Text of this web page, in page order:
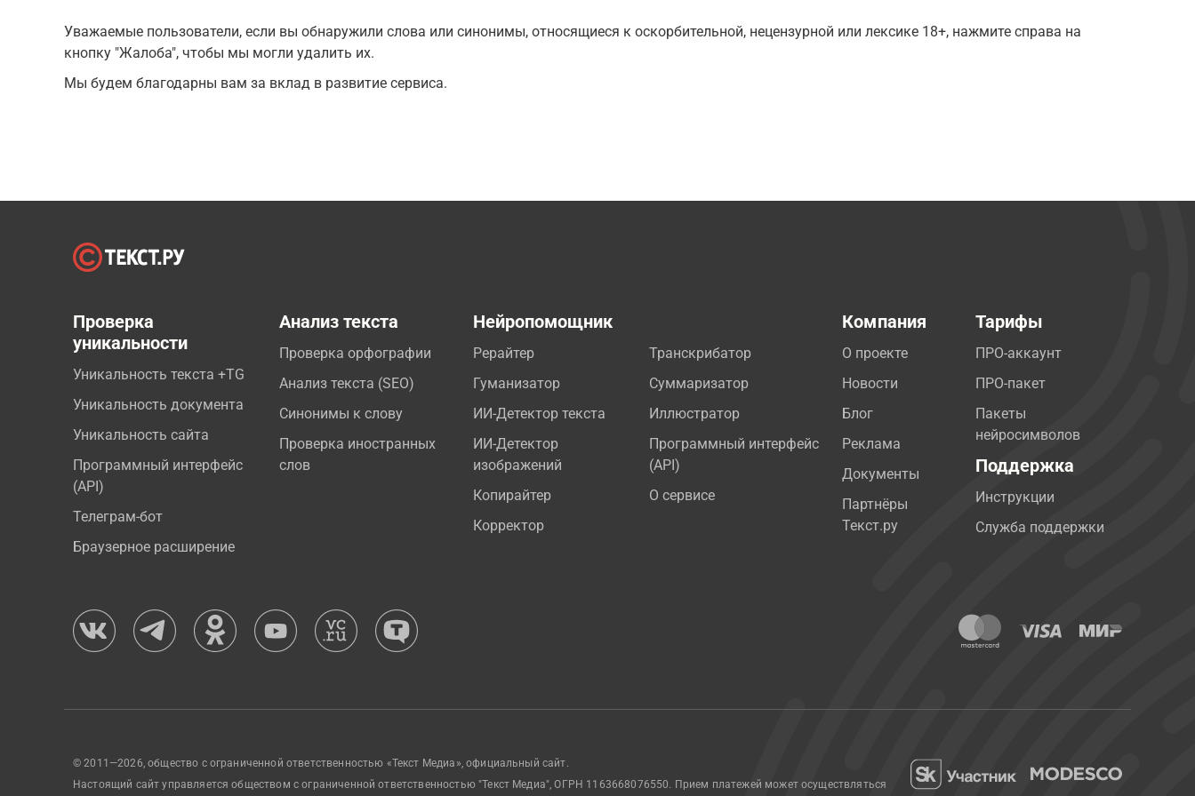
Уважаемые пользователи, если вы обнаружили слова или синонимы, относящиеся к оскорбительной, нецензурной или лексике 18+, нажмите справа на
кнопку "Жалоба", чтобы мы могли удалить их.
Мы будем благодарны вам за вклад в развитие сервиса.
Проверка
уникальности
Уникальность текста +TG
Уникальность документа
Уникальность сайта
Программный интерфейс
(API)
Телеграм-бот
Браузерное расширение
Анализ текста
Проверка орфографии
Анализ текста (SEO)
Синонимы к слову
Проверка иностранных
слов
Нейропомощник
Рерайтер
Гуманизатор
ИИ-Детектор текста
ИИ-Детектор
изображений
Копирайтер
Корректор
Транскрибатор
Суммаризатор
Иллюстратор
Программный интерфейс
(API)
О сервисе
Компания
О проекте
Новости
Блог
Реклама
Документы
Партнёры
Текст.ру
Тарифы
ПРО-аккаунт
ПРО-пакет
Пакеты
нейросимволов
Поддержка
Инструкции
Служба поддержки
© 2011—2026, общество с ограниченной ответственностью «Текст Медиа», официальный сайт.
Настоящий сайт управляется обществом с ограниченной ответственностью "Текст Медиа", ОГРН 1163668076550. Прием платежей может осуществляться